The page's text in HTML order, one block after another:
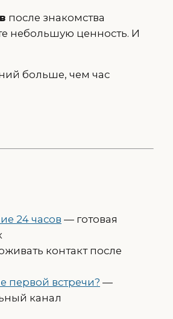
после знакомства
небольшую ценность. И
больше, чем час
24 часов — готовая
контакт после
первой встречи? —
канал